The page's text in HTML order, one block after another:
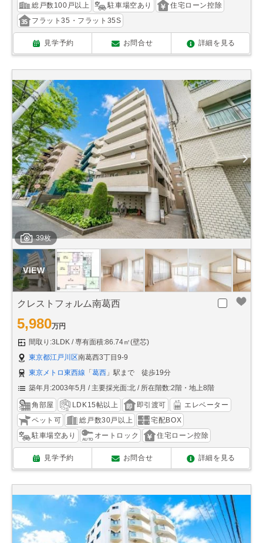
総戸数100戸以上 駐車場空あり
住宅ローン控除
フラット35・フラット35S
見学予約 お問合せ 詳細を見る
39枚
クレストフォルム南葛西
5,980万円
間取り:3LDK
専有面積:86.74㎡(壁芯)
東京都江戸川区南葛西3丁目9-9
東京メトロ東西線 「 葛西 」駅まで 徒歩19分
築年月:2003年5月
主要採光面:北 所在階数:2階・地上8階
角部屋 LDK15帖以上 即引渡可
エレベーター
ペット可
総戸数30戸以上
宅配BOX
駐車場空あり
オートロック 住宅ローン控除
見学予約 お問合せ 詳細を見る